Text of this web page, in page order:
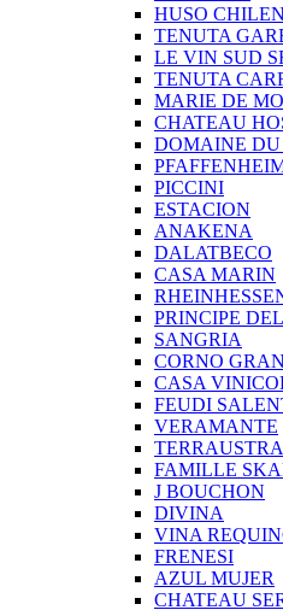
HUSO
TENUTA
LE VIN SUD
TENUTA
MARIE DE
CHATEAU
DOMAINE DU
PICCINI
ESTACION
ANAKENA
DALATBECO
CASA MARIN
PRINCIPE
SANGRIA
CORNO
CASA
FEUDI
VERAMANTE
FAMILLE
J BOUCHON
DIVINA
VINA
FRENESI
AZUL MUJER
CHATEAU